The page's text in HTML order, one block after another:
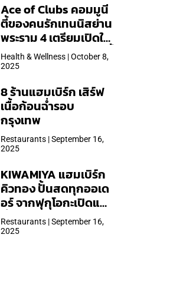
Ace of Clubs คอมมูนี
ตี้ของคนรักเทนนิสย่าน
พระราม 4 เตรียมเปิดให้
บริการวันแรก 19 ต.ค. นี้
Health & Wellness | October 8,
2025
8 ร้านแฮมเบิร์ก เสิร์ฟ
เนื้อก้อนฉ่ำรอบ
กรุงเทพ
Restaurants | September 16,
2025
KIWAMIYA แฮมเบิร์ก
คิวทอง ปั้นสดทุกออเด
อร์ จากฟุกุโอกะเปิดแล้ว
ที่ Central Park
Restaurants | September 16,
2025